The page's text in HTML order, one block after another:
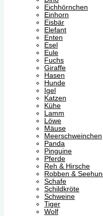
Eichhörnchen
Einhorn
Eisbär
Elefant
Enten
Esel
Eule
Fuchs
Giraffe
Hasen
Hunde
Igel
Katzen
Kühe
Lamm
Löwe
Mäuse
Meerschweinchen
Panda
Pinguine
Pferde
Reh & Hirsche
Robben &
Schafe
Schildkröte
Schweine
Tiger
Wolf